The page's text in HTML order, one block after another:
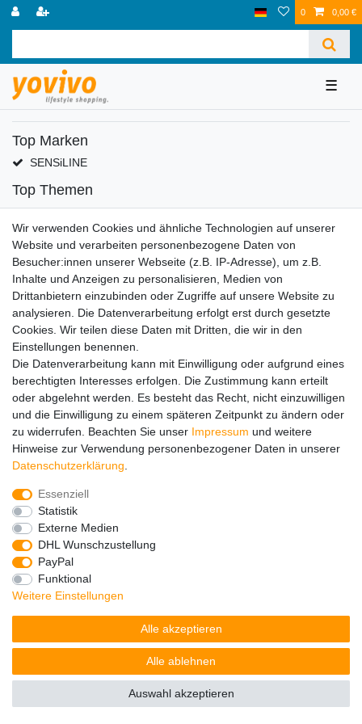
0 0,00 €
☰
Top Marken
SENSiLINE
Top Themen
Adventskalender
Service
Versandinfos
FAQ
Ersatzteile
Registrieren
Wir versenden mit
Impressum Daten­schutz­erklärung AGB
Vertrag widerrufen
© Copyright 2026 | Alle Rechte vorbehalten.
Wir verwenden Cookies und ähnliche Technologien auf unserer
Website und verarbeiten personenbezogene Daten von
Besucher:innen unserer Webseite (z.B. IP-Adresse), um z.B.
Inhalte und Anzeigen zu personalisieren, Medien von
Drittanbietern einzubinden oder Zugriffe auf unsere Website zu
analysieren. Die Datenverarbeitung erfolgt erst durch gesetzte
Cookies. Wir teilen diese Daten mit Dritten, die wir in den
Einstellungen benennen.
Die Datenverarbeitung kann mit Einwilligung oder aufgrund eines
berechtigten Interesses erfolgen. Die Zustimmung kann erteilt
oder abgelehnt werden. Es besteht das Recht, nicht einzuwilligen
und die Einwilligung zu einem späteren Zeitpunkt zu ändern oder
zu widerrufen. Beachten Sie unser Impressum und weitere
Hinweise zur Verwendung personenbezogener Daten in unserer
Daten­schutz­erklärung
Essenziell
Statistik
Externe Medien
DHL Wunschzustellung
PayPal
Funktional
Weitere Einstellungen
Alle akzeptieren
Alle ablehnen
Auswahl akzeptieren